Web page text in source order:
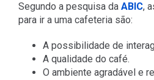
Segundo a pesquisa da ABIC,
para ir a uma cafeteria são:
A possibilidade de
A qualidade do café.
O ambiente agradável e